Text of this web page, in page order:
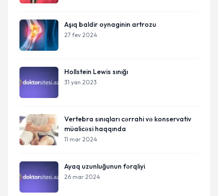
Aşıq baldir oynaginin artrozu
27 fev 2024
Hollstein Lewis sınığı
31 yan 2023
Vertebra sınıqları cərrahi və konservativ
müalicəsi haqqında
11 mar 2024
Ayaq uzunluğunun fərqliyi
26 mar 2024